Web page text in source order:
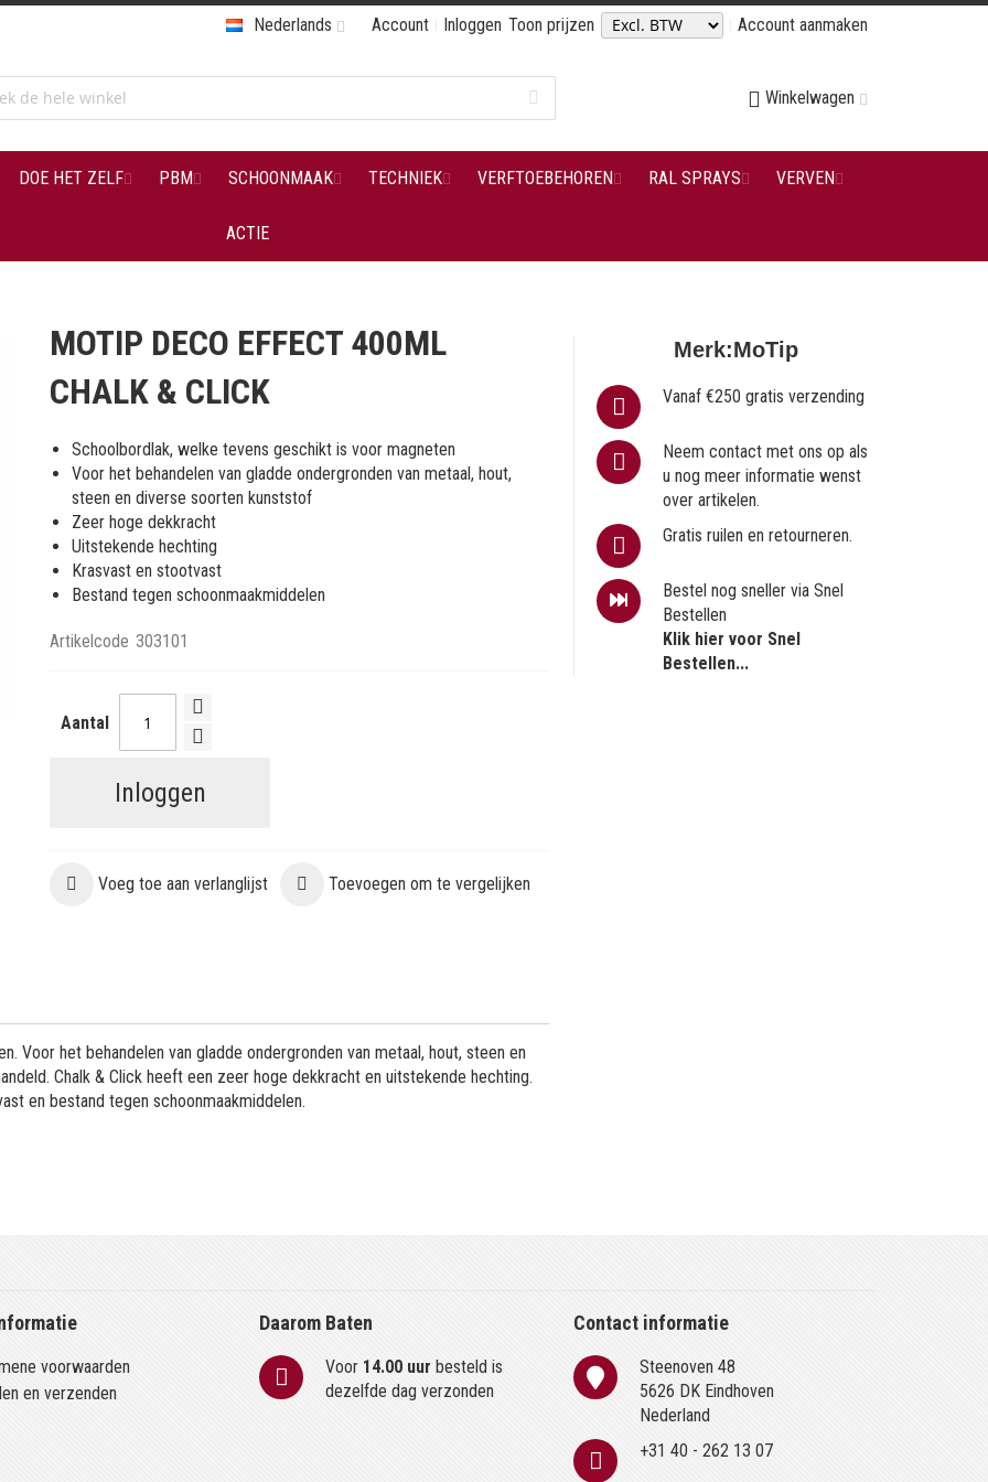
Account Inloggen Toon prijzen Account aanmaken
Nederlands
Winkelwagen
DOE HET ZELF PBM SCHOONMAAK TECHNIEK VERFTOEBEHOREN RAL SPRAYS VERVEN
ACTIE
MOTIP DECO EFFECT 400ML
CHALK & CLICK
Schoolbordlak, welke tevens geschikt is voor magneten
Voor het behandelen van gladde ondergronden van metaal, hout,
steen en diverse soorten kunststof
Zeer hoge dekkracht
Uitstekende hechting
Krasvast en stootvast
Bestand tegen schoonmaakmiddelen
Artikelcode 303101
Aantal
Inloggen
Voeg toe aan verlanglijst Toevoegen om te vergelijken
Merk:MoTip
Vanaf €250 gratis verzending
Neem contact met ons op als
u nog meer informatie wenst
over artikelen.
Gratis ruilen en retourneren.
Bestel nog sneller via Snel
Bestellen
Klik hier voor Snel
Bestellen...
Voor het behandelen van gladde ondergronden van metaal, hout, steen en
Chalk & Click heeft een zeer hoge dekkracht en uitstekende hechting.
en bestand tegen schoonmaakmiddelen.
voorwaarden
en verzenden
Daarom Baten
Voor 14.00 uur besteld is
dezelfde dag verzonden
Contact informatie
Steenoven 48
5626 DK Eindhoven
Nederland
+31 40 - 262 13 07